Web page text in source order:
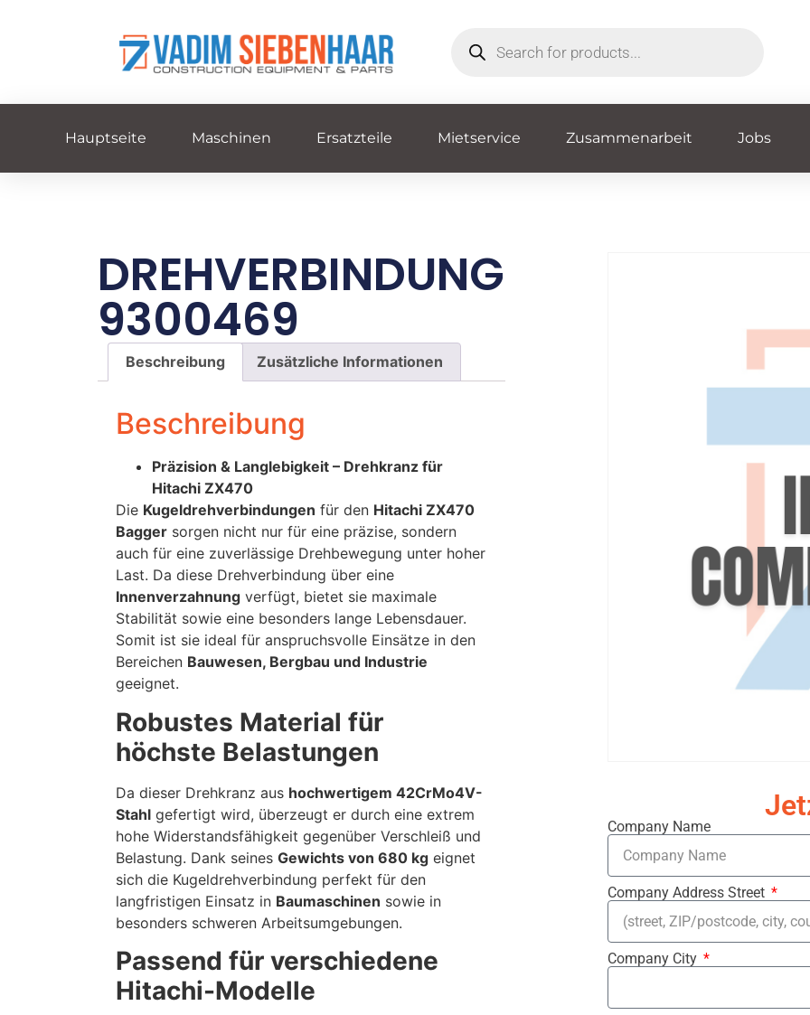
Hauptseite Maschinen Ersatzteile Mietservice Zusammenarbeit Jobs
DREHVERBINDUNG
9300469
Beschreibung Zusätzliche Informationen
Beschreibung
Präzision & Langlebigkeit – Drehkranz für
Hitachi ZX470
Die Kugeldrehverbindungen für den Hitachi ZX470
Baggersorgen nicht nur für eine präzise, sondern
auch für eine zuverlässige Drehbewegung unter hoher
Last. Da diese Drehverbindung über eine
Innenverzahnungverfügt, bietet sie maximale
Stabilität sowie eine besonders lange Lebensdauer.
Somit ist sie ideal für anspruchsvolle Einsätze in den
Bereichen Bauwesen, Bergbau und Industrie
geeignet.
Robustes Material für
höchste Belastungen
Da dieser Drehkranz aus hochwertigem 42CrMo4V-
Stahlgefertigt wird, überzeugt er durch eine extrem
hohe Widerstandsfähigkeit gegenüber Verschleiß und
Belastung. Dank seines Gewichts von 680 kgeignet
sich die Kugeldrehverbindung perfekt für den
langfristigen Einsatz in Baumaschinen sowie in
besonders schweren Arbeitsumgebungen.
Passend für verschiedene
Hitachi-Modelle
Company Name
Company Address Street
Company City